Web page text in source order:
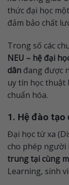
thức đại học
đảm bảo chất
Trong số các
NEU – hệ đại
dân đang được
uy tín học thuật
chuẩn hóa.
1. Hệ đào
Đại học từ xa
cho phép người
trung tại cùng
Learning, sinh